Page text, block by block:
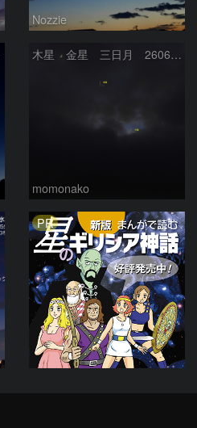
Nozzie
木星 金星 三日月 260618
momonako
PR